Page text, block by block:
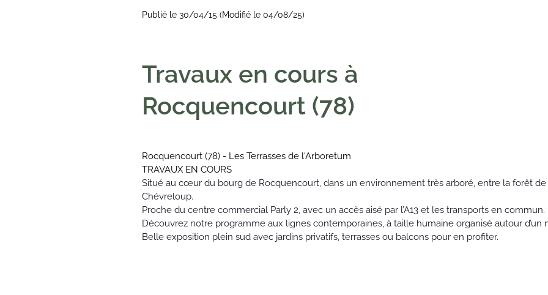
Publié le 30/04/15 (Modifié le 04/08/25)
Travaux en cours à
Rocquencourt (78)
Rocquencourt (78) - Les Terrasses de l'Arboretum
TRAVAUX EN COURS
Situé au cœur du bourg de Rocquencourt, dans un environnement très arboré, entre la forêt
Chévreloup.
Proche du centre commercial Parly 2, avec un accès aisé par l’A13 et les transports en commun.
Découvrez notre programme aux lignes contemporaines, à taille humaine organisé autour d’un
Belle exposition plein sud avec jardins privatifs, terrasses ou balcons pour en profiter.